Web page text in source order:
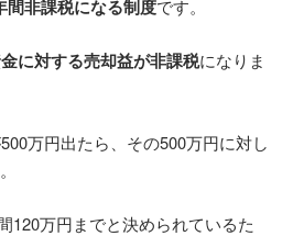
間非課税になる制度です。
に対する売却益が非課税になりま
万円出たら、その500万円に対し
120万円までと決められているた